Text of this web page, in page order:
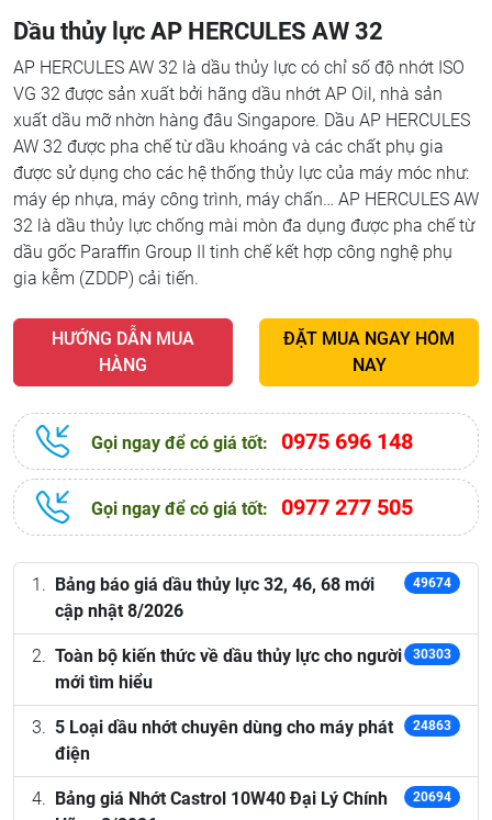
Dầu thủy lực AP HERCULES AW 32
AP HERCULES AW 32 là dầu thủy lực có chỉ số độ nhớt ISO
VG 32 được sản xuất bởi hãng dầu nhớt AP Oil, nhà sản
xuất dầu mỡ nhờn hàng đâu Singapore. Dầu AP HERCULES
AW 32 được pha chế từ dầu khoáng và các chất phụ gia
được sử dụng cho các hệ thống thủy lực của máy móc như:
máy ép nhựa, máy công trình, máy chấn… AP HERCULES AW
32 là dầu thủy lực chống mài mòn đa dụng được pha chế từ
dầu gốc Paraffin Group II tinh chế kết hợp công nghệ phụ
gia kễm (ZDDP) cải tiến.
HƯỚNG DẪN MUA
HÀNG
ĐẶT MUA NGAY HÔM
NAY
Gọi ngay để có giá tốt: 0975 696 148
Gọi ngay để có giá tốt: 0977 277 505
Bảng báo giá dầu thủy lực 32, 46, 68 mới
cập nhật 8/2026
49674
Toàn bộ kiến thức về dầu thủy lực cho người
mới tìm hiểu
30303
5 Loại dầu nhớt chuyên dùng cho máy phát
điện
24863
Bảng giá Nhớt Castrol 10W40 Đại Lý Chính
20694